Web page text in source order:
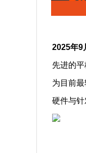
2025年9
先进的
为目前
硬件与针